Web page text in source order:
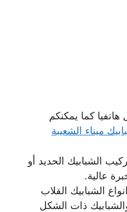
كما يمكنكم
ميناء الشعيبة
الشبابيك الحديد أو
عالية.
الشبابيك القلاب
ذات الشكل